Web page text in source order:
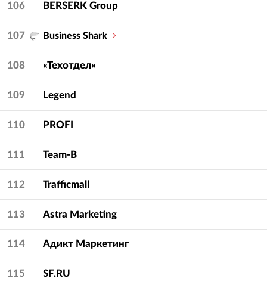
106 BERSERK Group
107 Business Shark
108 «Техотдел»
109 Legend
110 PROFI
111 Team-B
112 Trafficmall
113 Astra Marketing
114 Адикт Маркетинг
115 SF.RU